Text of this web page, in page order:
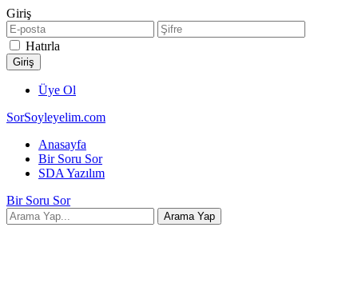
Giriş
Hatırla
Üye Ol
SorSoyleyelim.com
Anasayfa
Bir Soru Sor
SDA Yazılım
Bir Soru Sor